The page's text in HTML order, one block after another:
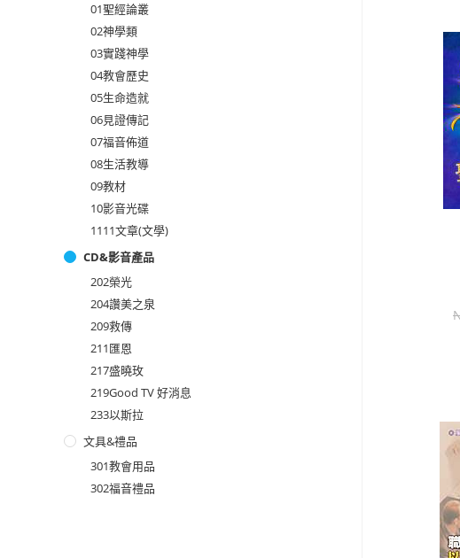
01聖經論叢
02神學類
03實踐神學
04教會歷史
05生命造就
06見證傳記
07福音佈道
08生活教導
09教材
10影音光碟
1111文章(文學)
CD&影音產品
202榮光
204讚美之泉
209救傳
211匯恩
217盛曉玫
219Good TV 好消息
233以斯拉
文具&禮品
301教會用品
302福音禮品